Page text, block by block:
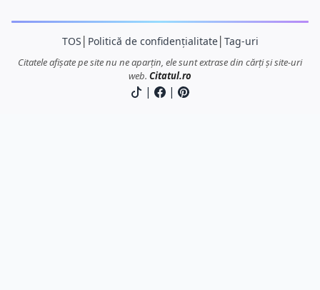
TOS Politică de confidențialitate│ Tag-uri
Citatele afișate pe site nu ne aparțin, ele sunt extrase din cărți și site-uri
web. Citatul.ro
| |